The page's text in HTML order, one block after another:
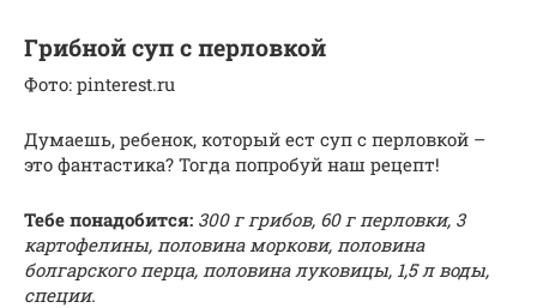
Грибной суп с перловкой
Фото: pinterest.ru
Думаешь, ребенок, который ест суп с перловкой –
это фантастика? Тогда попробуй наш рецепт!
Тебе понадобится: 300 г грибов, 60 г перловки, 3
картофелины, половина моркови, половина
болгарского перца, половина луковицы, 1,5 л воды,
специи.